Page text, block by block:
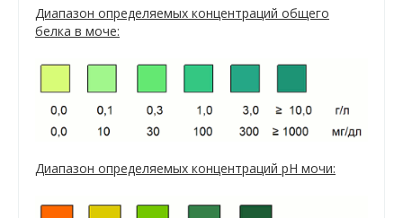
Диапазон определяемых концентраций общего
белка в моче:
Диапазон определяемых концентраций рН мочи: